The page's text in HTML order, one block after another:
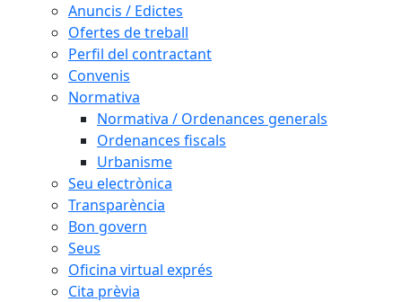
Anuncis / Edictes
Ofertes de treball
Perfil del contractant
Convenis
Normativa
Normativa / Ordenances generals
Ordenances fiscals
Urbanisme
Seu electrònica
Transparència
Bon govern
Seus
Oficina virtual exprés
Cita prèvia